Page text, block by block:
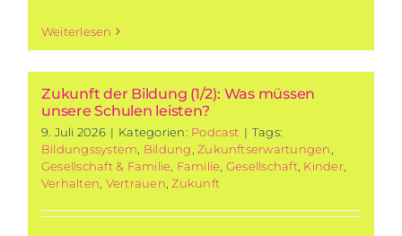
Weiterlesen
Zukunft der Bildung (1/2): Was müssen
unsere Schulen leisten?
9. Juli 2026 | Kategorien: Podcast | Tags:
Bildungssystem Bildung ,Zukunftserwartungen
Gesellschaft & Familie Familie Gesellschaft, Kinder,
Verhalten Vertrauen ,Zukunft